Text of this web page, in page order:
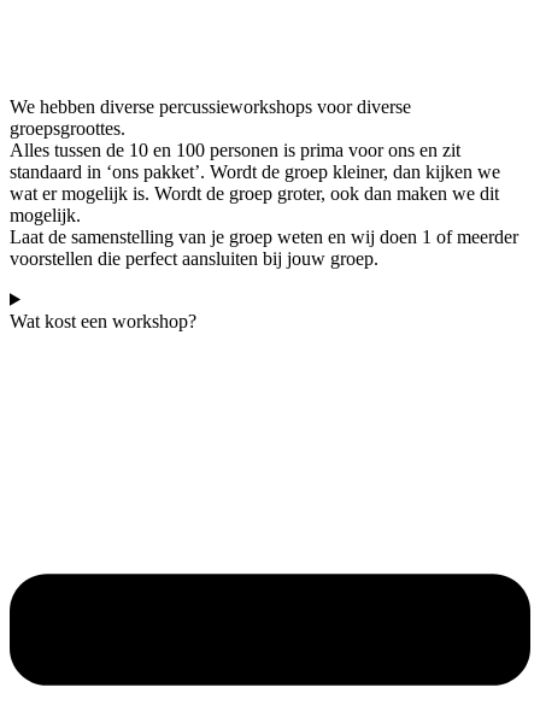
We hebben diverse percussieworkshops voor diverse
groepsgroottes.
Alles tussen de 10 en 100 personen is prima voor ons en zit
standaard in ‘ons pakket’. Wordt de groep kleiner, dan kijken we
wat er mogelijk is. Wordt de groep groter, ook dan maken we dit
mogelijk.
Laat de samenstelling van je groep weten en wij doen 1 of meerder
voorstellen die perfect aansluiten bij jouw groep.
Wat kost een workshop?